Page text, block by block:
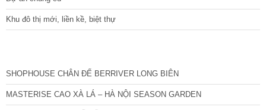
Khu đô thị mới, liền kề, biệt thự
SHOPHOUSE CHÂN ĐẾ BERRIVER LONG BIÊN
MASTERISE CAO XÀ LÁ – HÀ NỘI SEASON GARDEN